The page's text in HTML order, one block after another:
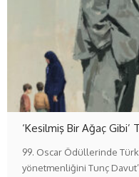
‘Kesilmiş Bir Ağaç Gibi’
99. Oscar Ödüllerinde
yönetmenliğini Tunç